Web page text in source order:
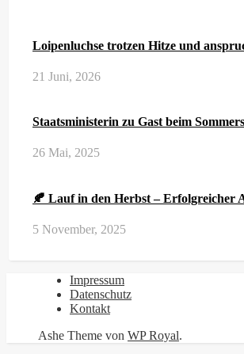
Loipenluchse trotzen Hitze und
21 Juni, 2026
Staatsministerin zu Gast beim
26 Mai, 2025
🍂 Lauf in den Herbst – Erfolgreicher
5 November, 2025
Impressum
Datenschutz
Kontakt
Ashe Theme von WP Royal.